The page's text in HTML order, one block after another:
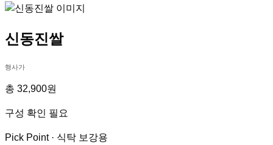
신동진쌀
행사가
총 32,900원
구성 확인 필요
Pick Point · 식탁 보강용